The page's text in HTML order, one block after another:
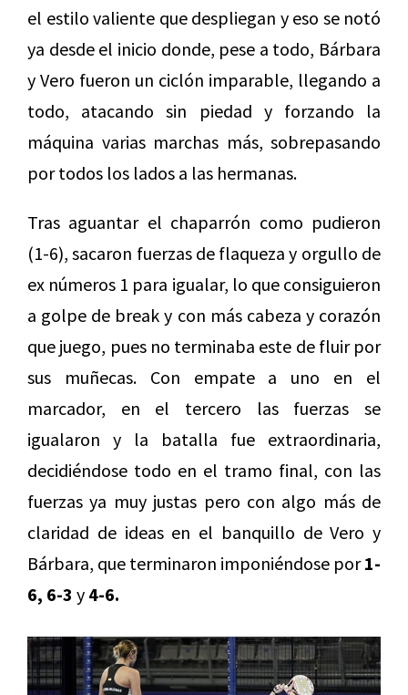
el estilo valiente que despliegan y eso se notó
ya desde el inicio donde, pese a todo, Bárbara
y Vero fueron un ciclón imparable, llegando a
todo, atacando sin piedad y forzando la
máquina varias marchas más, sobrepasando
por todos los lados a las hermanas.
Tras aguantar el chaparrón como pudieron
(1-6), sacaron fuerzas de flaqueza y orgullo de
ex números 1 para igualar, lo que consiguieron
a golpe de break y con más cabeza y corazón
que juego, pues no terminaba este de fluir por
sus muñecas. Con empate a uno en el
marcador, en el tercero las fuerzas se
igualaron y la batalla fue extraordinaria,
decidiéndose todo en el tramo final, con las
fuerzas ya muy justas pero con algo más de
claridad de ideas en el banquillo de Vero y
Bárbara, que terminaron imponiéndose por1-
6, 6-3 y 4-6.